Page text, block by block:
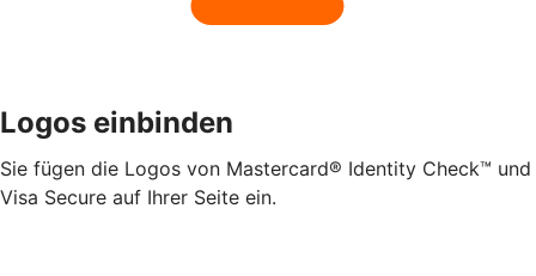
Logos einbinden
Sie fügen die Logos von Mastercard® Identity Check™ und
Visa Secure auf Ihrer Seite ein.